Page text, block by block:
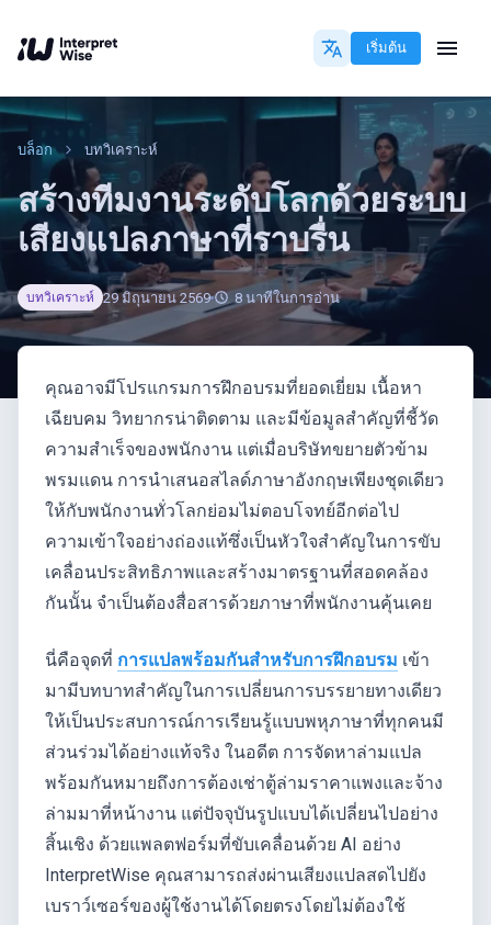
เริ่มต้น
บล็อก บทวิเคราะห์
สร้างทีมงานระดับโลกด้วยระบบ
เสียงแปลภาษาที่ราบรื่น
บทวิเคราะห์ 29 มิถุนายน 2569 8 นาทีในการอ่าน
คุณอาจมีโปรแกรมการฝึกอบรมที่ยอดเยี่ยม เนื้อหา
เฉียบคม วิทยากรน่าติดตาม และมีข้อมูลสำคัญที่ชี้วัด
ความสำเร็จของพนักงาน แต่เมื่อบริษัทขยายตัวข้าม
พรมแดน การนำเสนอสไลด์ภาษาอังกฤษเพียงชุดเดียว
ให้กับพนักงานทั่วโลกย่อมไม่ตอบโจทย์อีกต่อไป
ความเข้าใจอย่างถ่องแท้ซึ่งเป็นหัวใจสำคัญในการขับ
เคลื่อนประสิทธิภาพและสร้างมาตรฐานที่สอดคล้อง
กันนั้น จำเป็นต้องสื่อสารด้วยภาษาที่พนักงานคุ้นเคย
นี่คือจุดที่ การแปลพร้อมกันสำหรับการฝึกอบรม เข้า
มามีบทบาทสำคัญในการเปลี่ยนการบรรยายทางเดียว
ให้เป็นประสบการณ์การเรียนรู้แบบพหุภาษาที่ทุกคนมี
ส่วนร่วมได้อย่างแท้จริง ในอดีต การจัดหาล่ามแปล
พร้อมกันหมายถึงการต้องเช่าตู้ล่ามราคาแพงและจ้าง
ล่ามมาที่หน้างาน แต่ปัจจุบันรูปแบบได้เปลี่ยนไปอย่าง
สิ้นเชิง ด้วยแพลตฟอร์มที่ขับเคลื่อนด้วย AI อย่าง
InterpretWise คุณสามารถส่งผ่านเสียงแปลสดไปยัง
เบราว์เซอร์ของผู้ใช้งานได้โดยตรงโดยไม่ต้องใช้